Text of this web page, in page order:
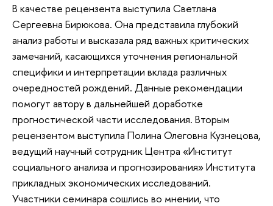
В качестве рецензента выступила Светлана
Сергеевна Бирюкова. Она представила глубокий
анализ работы и высказала ряд важных критических
замечаний, касающихся уточнения региональной
специфики и интерпретации вклада различных
очередностей рождений. Данные рекомендации
помогут автору в дальнейшей доработке
прогностической части исследования. Вторым
рецензентом выступила Полина Олеговна Кузнецова,
ведущий научный сотрудник Центра «Институт
социального анализа и прогнозирования» Института
прикладных экономических исследований.
Участники семинара сошлись во мнении, что